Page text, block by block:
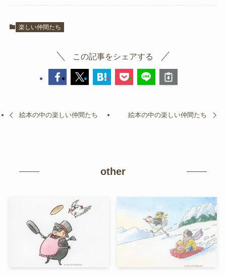
楽しい仲間たち
この記事をシェアする
絵本の中の楽しい仲間たち 絵本の中の楽しい仲間たち
other